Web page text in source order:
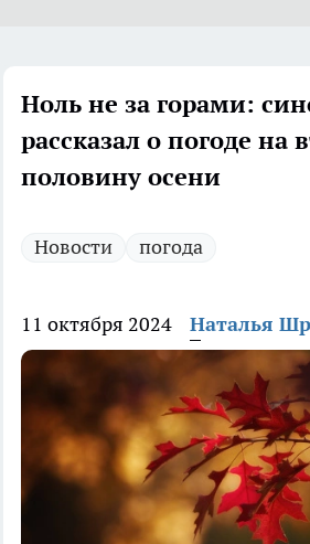
Ноль не за горами:
рассказал о погоде на
половину осени
Новости погода
11 октября 2024 Наталья